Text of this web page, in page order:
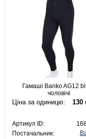
Гамаші Banko AG12
чоловічі
Ціна за одиницю: 130
Артикул ID:
Постачальник: